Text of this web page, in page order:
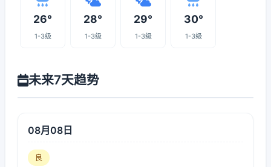
26°
1-3级
28°
1-3级
29°
1-3级
30°
1-3级
未来7天趋势
08月08日
良